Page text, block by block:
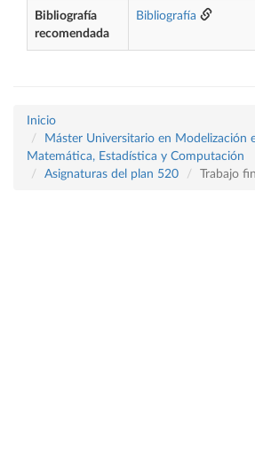
Bibliografía
recomendada
Bibliografía
Inicio
Máster Universitario en Modelización
Matemática, Estadística y Computación
Asignaturas del plan 520
Trabajo